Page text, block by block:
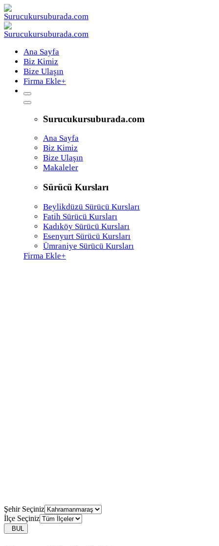
Ana Sayfa
Biz Kimiz
Bize Ulaşın
Firma Ekle+
Surucukursuburada.com
Ana Sayfa
Biz Kimiz
Bize Ulaşın
Makaleler
Sürücü Kursları
Beylikdüzü Sürücü Kursları
Fatih Sürücü Kursları
Kadıköy Sürücü Kursları
Esenyurt Sürücü Kursları
Ümraniye Sürücü Kursları
Firma Ekle+
Şehir Seçiniz
İlçe Seçiniz
BUL